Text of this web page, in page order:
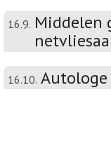
16.9. Middelen
16.10.